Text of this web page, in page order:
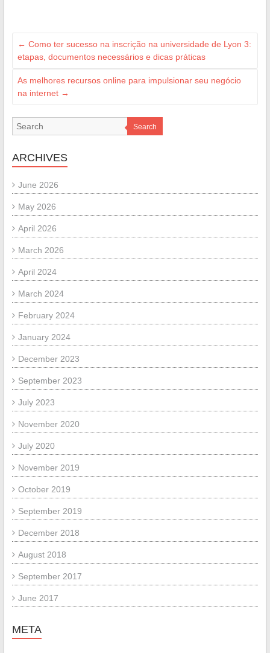
← Como ter sucesso na inscrição na universidade de Lyon 3:
etapas, documentos necessários e dicas práticas
As melhores recursos online para impulsionar seu negócio
na internet →
Search
ARCHIVES
June 2026
May 2026
April 2026
March 2026
April 2024
March 2024
February 2024
January 2024
December 2023
September 2023
July 2023
November 2020
July 2020
November 2019
October 2019
September 2019
December 2018
August 2018
September 2017
June 2017
META